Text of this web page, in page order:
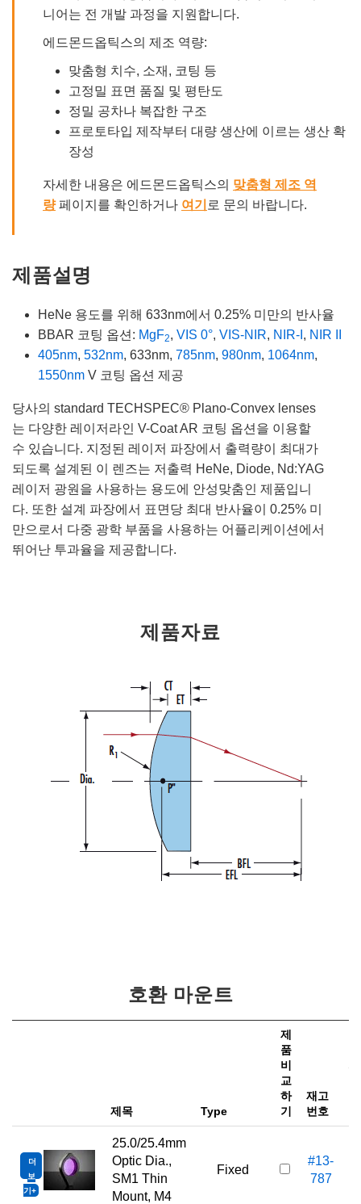
니어는 전 개발 과정을 지원합니다.
에드몬드옵틱스의 제조 역량:
맞춤형 치수, 소재, 코팅 등
고정밀 표면 품질 및 평탄도
정밀 공차나 복잡한 구조
프로토타입 제작부터 대량 생산에 이르는 생산 확
장성
자세한 내용은 에드몬드옵틱스의 맞춤형 제조 역
량페이지를 확인하거나 여기 로 문의 바랍니다.
제품설명
HeNe 용도를 위해 633nm에서 0.25% 미만의 반사율
BBAR 코팅 옵션: MgF2, VIS 0°, VIS-NIR, NIR-I , NIR II
405nm, 532nm, 633nm, 785nm, 980nm, 1064nm,
1550nm V 코팅 옵션 제공
당사의 standard TECHSPEC® Plano-Convex lenses
는 다양한 레이저라인 V-Coat AR 코팅 옵션을 이용할
수 있습니다. 지정된 레이저 파장에서 출력량이 최대가
되도록 설계된 이 렌즈는 저출력 HeNe, Diode, Nd:YAG
레이저 광원을 사용하는 용도에 안성맞춤인 제품입니
다. 또한 설계 파장에서 표면당 최대 반사율이 0.25% 미
만으로서 다중 광학 부품을 사용하는 어플리케이션에서
뛰어난 투과율을 제공합니다.
제품자료
호환 마운트
제목 Type
제
품
비
교
하
기
재고
번호
더
보
기
25.0/25.4mm
Optic Dia.,
SM1 Thin
Mount, M4
Fixed
#13-
787